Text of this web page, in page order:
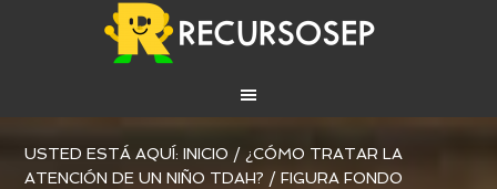
USTED ESTÁ AQUÍ:INICIO / ¿CÓMO TRATAR LA
ATENCIÓN DE UN NIÑO TDAH? / FIGURA FONDO